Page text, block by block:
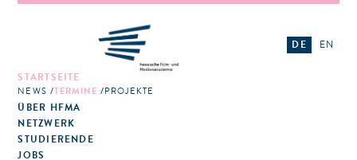
STARTSEITE
NEWS TERMINE PROJEKTE
ÜBER HFMA
NETZWERK
STUDIERENDE
JOBS
DE EN